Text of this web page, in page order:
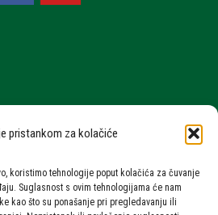
pristankom za kolačiće
koristimo tehnologije poput kolačića za čuvanje
Suglasnost s ovim tehnologijama će nam
kao što su ponašanje pri pregledavanju ili